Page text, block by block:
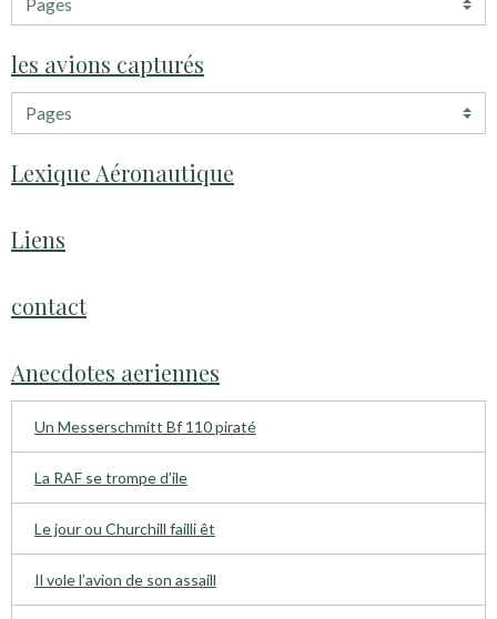
les avions capturés
Lexique Aéronautique
Liens
contact
Anecdotes aeriennes
Un Messerschmitt Bf 110 piraté
La RAF se trompe d’ile
Le jour ou Churchill failli êt
Il vole l’avion de son assaill